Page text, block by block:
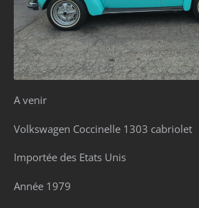
A venir
Volkswagen Coccinelle 1303 cabriolet
Importée des Etats Unis
Année 1979